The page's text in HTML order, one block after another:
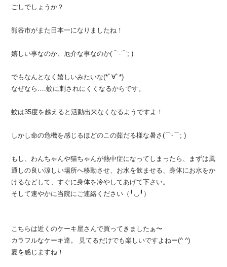
ごしでしょうか？
熊谷市がまた日本一になりましたね！
嬉しい事なのか、厄介な事なのか(⌒-⌒; )
でもなんとなく嬉しいみたいな(*ﾟ∀ﾟ*)
なぜなら….蚊に刺されにくくなるからです。
蚊は35度を越えると活動出来なくなるようですよ！
しかし命の危機を感じるほどのこの茹だる様な暑さ(⌒-⌒; )
もし、わんちゃんや猫ちゃんが熱中症になってしまったら、まずは風
通しの良い涼しい場所へ移動させ、お水を飲ませる、身体にお水をか
けるなどして、すぐに身体を冷やしてあげて下さい。
そして速やかに当院にご連絡ください（╹◡╹）
こちらは近くのケーキ屋さんで買ってきましたぁ〜
カラフルなケーキ達。 見てるだけでも楽しいですよねー(^ ^)
夏を感じますね！